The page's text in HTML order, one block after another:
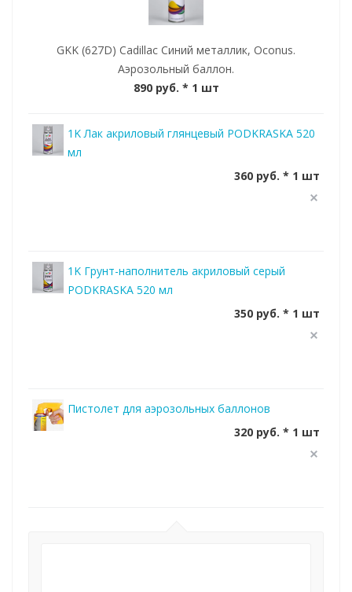
GKK (627D) Cadillac Синий металлик, Oconus.
Аэрозольный баллон.
890 руб. * 1 шт
1K Лак акриловый глянцевый PODKRASKA 520
мл
360 руб. * 1 шт
1K Грунт-наполнитель акриловый серый
PODKRASKA 520 мл
350 руб. * 1 шт
Пистолет для аэрозольных баллонов
320 руб. * 1 шт